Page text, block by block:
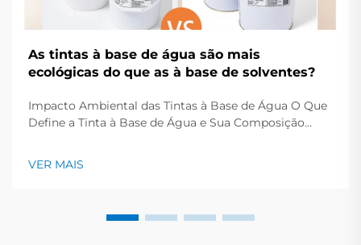
As tintas à base de água são mais
ecológicas do que as à base de solventes?
Impacto Ambiental das Tintas à Base de Água O Que
Define a Tinta à Base de Água e Sua Composição
misturada com resinas à base de plantas e corantes
VER MAIS